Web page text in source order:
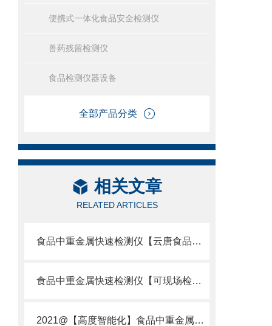
便携式一体化食品安全检测仪
兽药残留检测仪
食品检测仪器设备
全部产品分类
相关文章
RELATED ARTICLES
食品中重金属快速检测仪【云唐食品中重金属快速检测仪】
食品中重金属快速检测仪【可现场检测】_2022食品中重金属快速检测仪
2021@【高度智能化】食品中重金属快速检测仪什么牌子的好？多少钱？